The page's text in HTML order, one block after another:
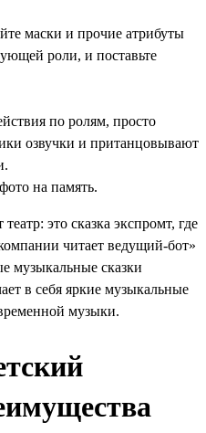
маски и прочие атрибуты
роли, и поставьте
по ролям, просто
озвучки и пританцовывают
на память.
это сказка экспромт, где
читает ведущий-бот»
музыкальные сказки
в себя яркие музыкальные
музыки.